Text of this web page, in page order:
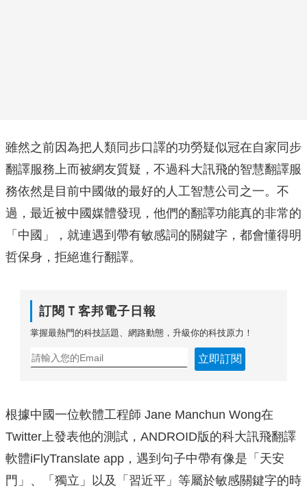
雖然之前因為把人類同步口譯的功勞疑似冠在自家同步
翻譯服務上而被網友質疑，不過科大訊飛的智慧翻譯服
務依然是目前中國做的最好的人工智慧公司之一。不
過，最近被中國媒體發現，他們的翻譯功能真的非常的
「中國」，就連遇到帶有敏感詞的關鍵字，都會懂得明
哲保身，拒絕進行翻譯。
訂閱Ｔ客邦電子日報
掌握最熱門的科技話題、網路動態，升級你的科技原力！
立即訂閱
根據中國一位軟體工程師 Jane Manchun Wong在
Twitter上發表他的測試，ANDROID版的科大訊飛翻譯
軟體iFlyTranslate app，遇到句子中帶有像是「天安
門」、「獨立」以及「習近平」等屬於敏感關鍵字的時